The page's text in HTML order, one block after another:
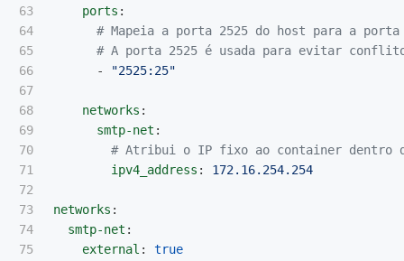
63
64
65
66
67
68
69
70
71
72
73
74
75
ports :
# Mapeia a porta 2525 do host para a porta
# A porta 2525 é usada para evitar
-
"2525:25"
networks :
smtp-net :
# Atribui o IP fixo ao container dentro
ipv4_address : 172.16.254.254
networks :
smtp-net :
external : true